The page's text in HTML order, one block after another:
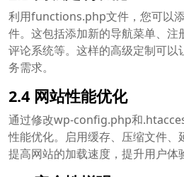
利用functions.php文件，您可以
件。这包括添加新的导航菜单、注
评论系统等。这样的高级定制可以
务需求。
2.4 网站性能优化
通过修改wp-config.php和
性能优化。启用缓存、压缩文件、
提高网站的加载速度，提升用户体